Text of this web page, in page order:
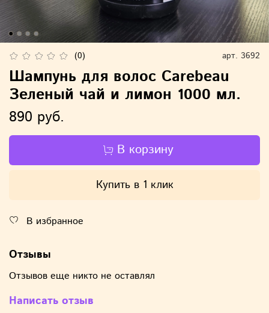
(0) арт. 3692
Шампунь для волос Carebeau
Зеленый чай и лимон 1000 мл.
890 руб.
В корзину
Купить в 1 клик
В избранное
Отзывы
Отзывов еще никто не оставлял
Написать отзыв